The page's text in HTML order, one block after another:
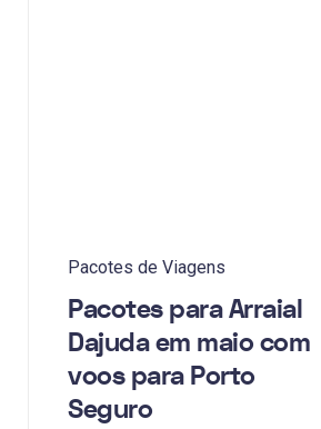
Pacotes de Viagens
Pacotes para Arraial
Dajuda em maio com
voos para Porto
Seguro